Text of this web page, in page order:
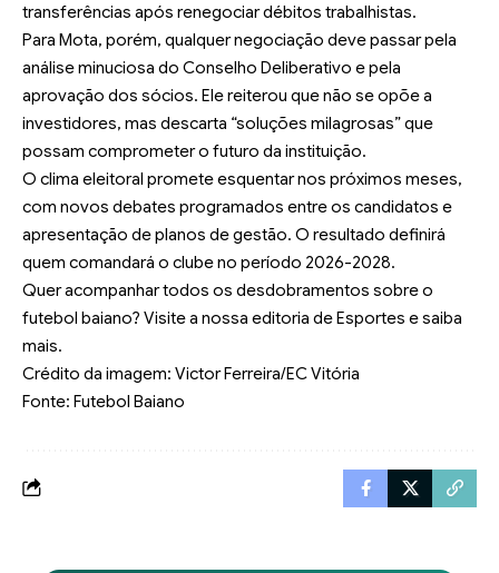
transferências após renegociar débitos trabalhistas.
Para Mota, porém, qualquer negociação deve passar pela
análise minuciosa do Conselho Deliberativo e pela
aprovação dos sócios. Ele reiterou que não se opõe a
investidores, mas descarta “soluções milagrosas” que
possam comprometer o futuro da instituição.
O clima eleitoral promete esquentar nos próximos meses,
com novos debates programados entre os candidatos e
apresentação de planos de gestão. O resultado definirá
quem comandará o clube no período 2026-2028.
Quer acompanhar todos os desdobramentos sobre o
futebol baiano? Visite a nossa editoria de Esportes e saiba
mais.
Crédito da imagem: Victor Ferreira/EC Vitória
Fonte: Futebol Baiano